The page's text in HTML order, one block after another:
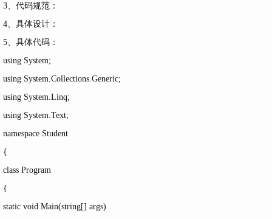
3、代码规范：
4、具体设计：
5、具体代码：
using System;
using System.Collections.Generic;
using System.Linq;
using System.Text;
namespace Student
{
class Program
{
static void Main(string[] args)